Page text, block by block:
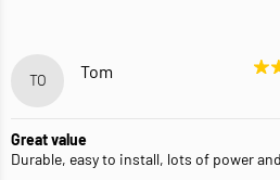
TO Tom
Great value
Durable, easy to install, lots of power